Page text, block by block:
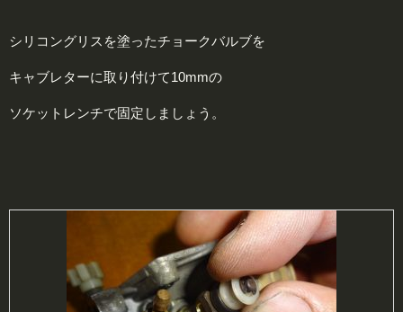
シリコングリスを塗ったチョークバルブを
キャブレターに取り付けて10mmの
ソケットレンチで固定しましょう。